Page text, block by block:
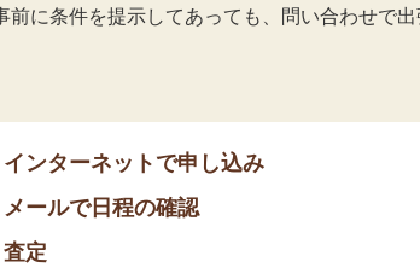
前に条件を提示してあっても、問い合わせで
ンターネットで申し込み
ールで日程の確認
定